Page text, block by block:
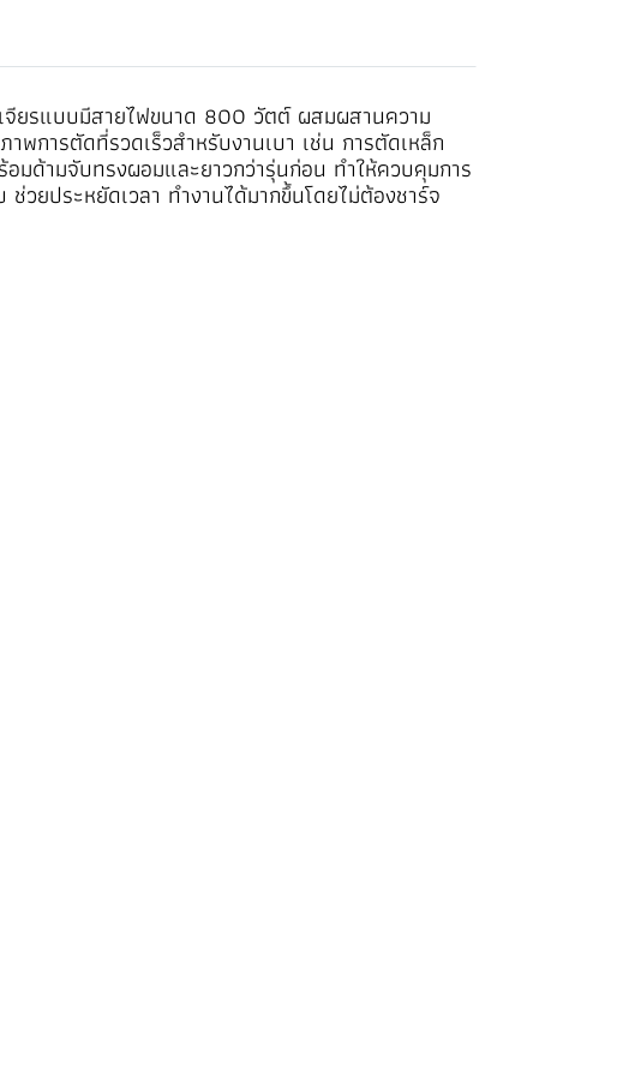
จียรแบบมีสายไฟขนาด 800 วัตต์ ผสมผสานความ
การตัดที่รวดเร็วสำหรับงานเบา เช่น การตัดเหล็ก
ด้ามจับทรงผอมและยาวกว่ารุ่นก่อน ทำให้ควบคุมการ
วยประหยัดเวลา ทำงานได้มากขึ้นโดยไม่ต้องชาร์จ